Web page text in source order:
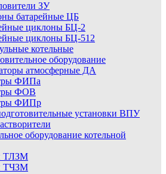
ЗУ
батарейные ЦБ
циклоны БЦ-2
циклоны БЦ-512
котельные
оборудование
атмосферные ДА
ФИПа
ФОВ
ФИПр
установки ВПУ
оборудование котельной
ТЛЗМ
ТЧЗМ